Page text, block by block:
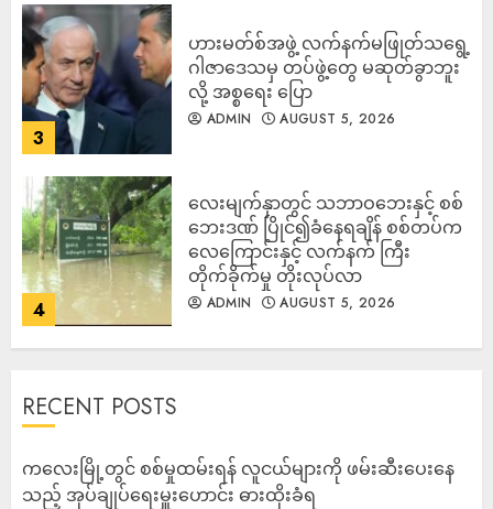
3
ဟားမတ်စ်အဖွဲ့ လက်နက်မဖြုတ်သရွေ့
ဂါဇာဒေသမှ တပ်ဖွဲ့တွေ မဆုတ်ခွာဘူး
လို့ အစ္စရေး ပြော
ADMIN AUGUST 5, 2026
4
‎လေးမျက်နှာတွင် သဘာဝဘေးနှင့် စစ်
ဘေးဒဏ် ပြိုင်၍ခံနေရချိန် စစ်တပ်က
လေကြောင်းနှင့် လက်နက် ကြီး
တိုက်ခိုက်မှု တိုးလုပ်လာ
ADMIN AUGUST 5, 2026
RECENT POSTS
ကလေးမြို့တွင် စစ်မှုထမ်းရန် လူငယ်များကို ဖမ်းဆီးပေးနေ
သည့် အုပ်ချုပ်ရေးမှူးဟောင်း ဓားထိုးခံရ